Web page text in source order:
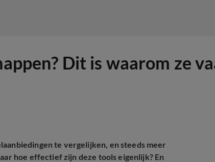
Dit is waarom ze
te vergelijken, en steeds meer
hoe effectief zijn deze tools eigenlijk? En